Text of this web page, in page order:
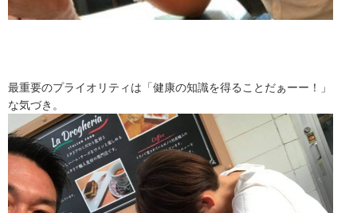
最重要のプライオリティは「健康の知識を得ることだぁーー！」
な気づき。